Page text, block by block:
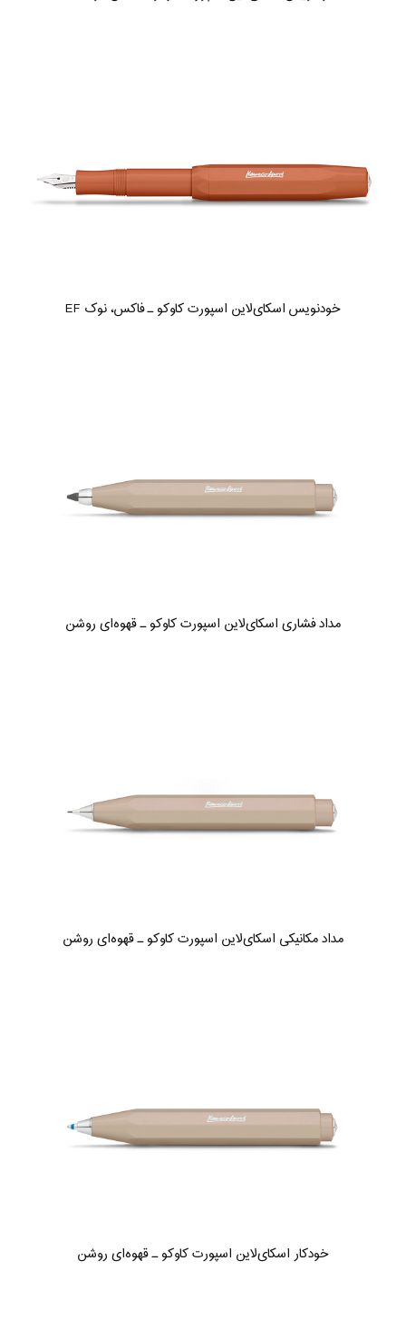
خودنویس اسکای‌لاین اسپورت کاوکو ـ فاکس، نوک EF
مداد فشاری اسکای‌لاین اسپورت کاوکو ـ قهوه‌ای روشن
مداد مکانیکی اسکای‌لاین اسپورت کاوکو ـ قهوه‌ای روشن
خودکار اسکای‌لاین اسپورت کاوکو ـ قهوه‌ای روشن